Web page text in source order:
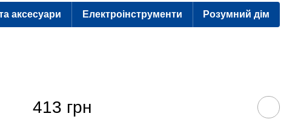
аксесуари Електроінструменти Розумний дім
413 грн